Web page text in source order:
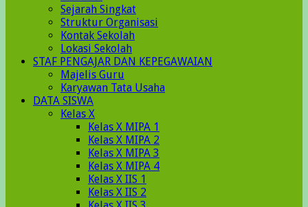
Sejarah Singkat
Struktur Organisasi
Kontak Sekolah
Lokasi Sekolah
STAF PENGAJAR DAN KEPEGAWAIAN
Majelis Guru
Karyawan Tata Usaha
DATA SISWA
Kelas X
Kelas X MIPA 1
Kelas X MIPA 2
Kelas X MIPA 3
Kelas X MIPA 4
Kelas X IIS 1
Kelas X IIS 2